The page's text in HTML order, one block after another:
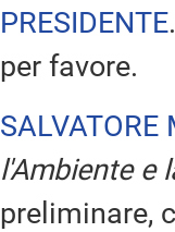
PRESIDENTE
per favore.
SALVATORE
l'Ambiente e
preliminare,